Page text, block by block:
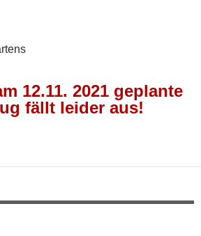
12.11. 2021 geplante
fällt leider aus!